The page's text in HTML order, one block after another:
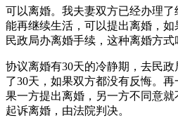
可以离婚。我夫妻双方已经办理
能再继续生活，可以提出离婚，
民政局办离婚手续，这种离婚方式
协议离婚有30天的冷静期，去民
了30天，如果双方都没有反悔。
果一方提出离婚，另一方不同意
起诉离婚，由法院判决。